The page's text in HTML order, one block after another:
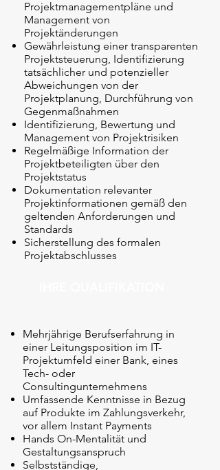
Projektmanagementpläne und
Management von
Projektänderungen
Gewährleistung einer transparenten
Projektsteuerung, Identifizierung
tatsächlicher und potenzieller
Abweichungen von der
Projektplanung, Durchführung von
Gegenmaßnahmen
Identifizierung, Bewertung und
Management von Projektrisiken
Regelmäßige Information der
Projektbeteiligten über den
Projektstatus
Dokumentation relevanter
Projektinformationen gemäß den
geltenden Anforderungen und
Standards
Sicherstellung des formalen
Projektabschlusses
Mehrjährige Berufserfahrung in
einer Leitungsposition im IT-
Projektumfeld einer Bank, eines
Tech- oder
Consultingunternehmens
Umfassende Kenntnisse in Bezug
auf Produkte im Zahlungsverkehr,
vor allem Instant Payments
Hands On-Mentalität und
Gestaltungsanspruch
Selbstständige,